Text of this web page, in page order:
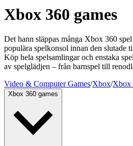
Xbox 360 games
Det hann släppas många Xbox 360
populära spelkonsol innan den slutade
Köp hela spelsamlingar och enstaka
av spelglädjen – från barnspel till
Video & Computer Games/Xbox/Xbox
Xbox 360 games